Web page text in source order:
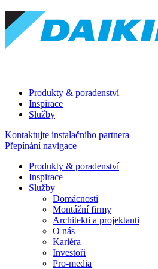
Produkty & poradenství
Inspirace
Služby
Kontaktujte instalačního partnera
Přepínání navigace
Produkty & poradenství
Inspirace
Služby
Domácnosti
Montážní firmy
Architekti a projektanti
O nás
Kariéra
Investoři
Pro-media